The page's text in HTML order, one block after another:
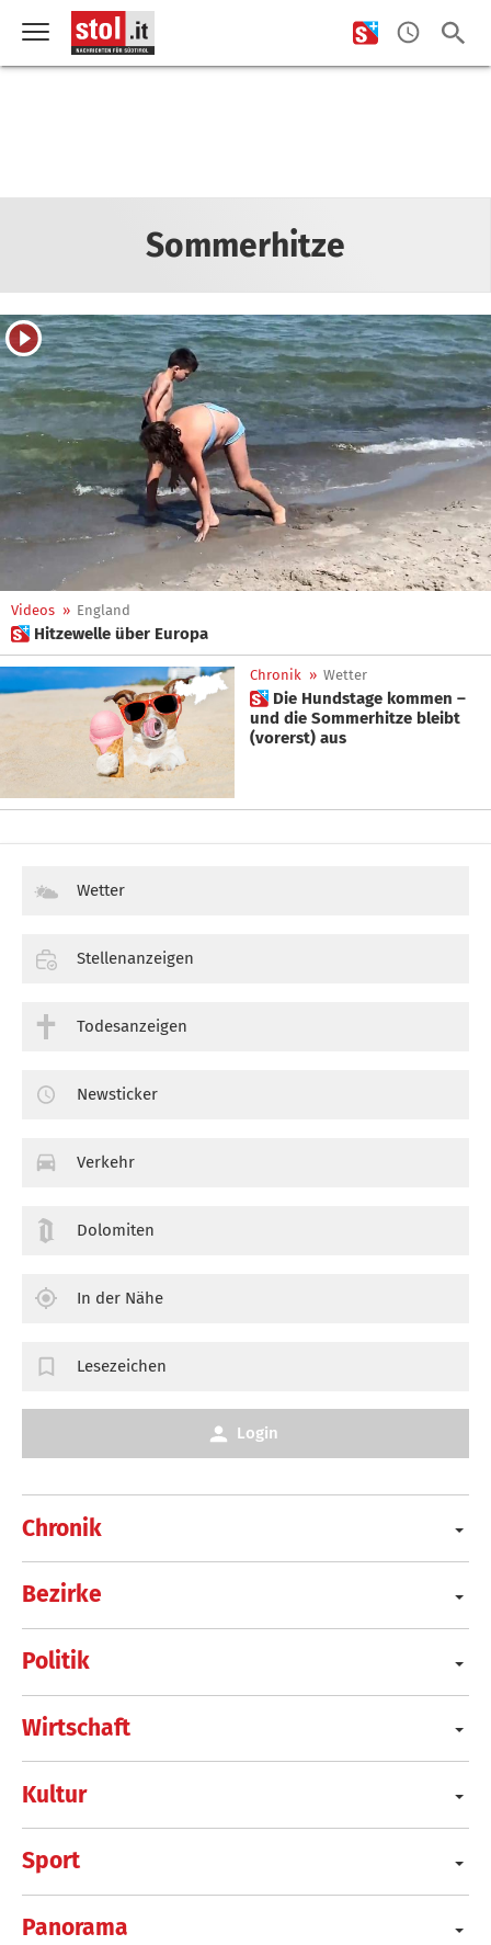
Sommerhitze
Videos » England
 Hitzewelle über Europa
Chronik » Wetter
 Die Hundstage kommen –
und die Sommerhitze bleibt
(vorerst) aus
Chronik
Bezirke
Politik
Wirtschaft
Kultur
Sport
Panorama
Wetter
Stellenanzeigen
Todesanzeigen
Newsticker
Verkehr
Dolomiten
In der Nähe
Lesezeichen
Login